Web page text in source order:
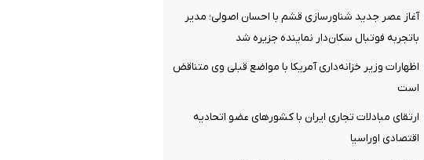
آغاز عصر جدید شناورسازی قشم با احسان اصولی؛ مدیر
باتجربه فوتبال سکان‌دار نماینده جزیره شد
اظهارات وزیر خزانه‌داری آمریکا با مواضع قبلی وی متناقض
است
ارتقای مبادلات تجاری ایران با کشورهای عضو اتحادیه
اقتصادی اوراسیا